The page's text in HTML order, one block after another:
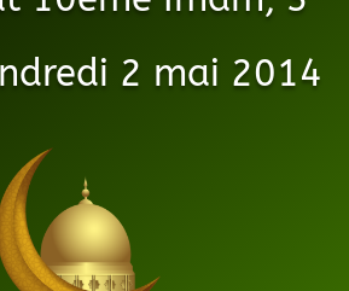
2 mai 2014